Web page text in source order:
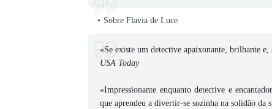
Sobre Flavia de Luce
«Se existe um detective apaixonante, brilhante
USA Today
«Impressionante enquanto detective e
que aprendeu a divertir-se sozinha na solidão da